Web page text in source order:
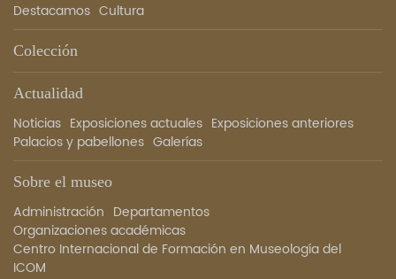
Destacamos Cultura
Colección
Actualidad
Noticias Exposiciones actuales Exposiciones anteriores
Palacios y pabellones Galerías
Sobre el museo
Administración Departamentos
Organizaciones académicas
Centro Internacional de Formación en Museología del
ICOM